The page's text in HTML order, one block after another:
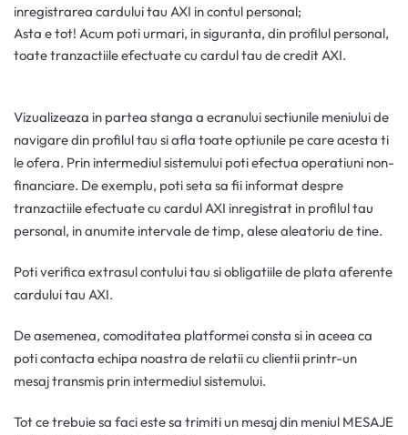
inregistrarea cardului tau AXI in contul personal;
Asta e tot! Acum poti urmari, in siguranta, din profilul personal,
toate tranzactiile efectuate cu cardul tau de credit AXI.
Vizualizeaza in partea stanga a ecranului sectiunile meniului de
navigare din profilul tau si afla toate optiunile pe care acesta ti
le ofera. Prin intermediul sistemului poti efectua operatiuni non-
financiare. De exemplu, poti seta sa fii informat despre
tranzactiile efectuate cu cardul AXI inregistrat in profilul tau
personal, in anumite intervale de timp, alese aleatoriu de tine.
Poti verifica extrasul contului tau si obligatiile de plata aferente
cardului tau AXI.
De asemenea, comoditatea platformei consta si in aceea ca
poti contacta echipa noastra de relatii cu clientii printr-un
mesaj transmis prin intermediul sistemului.
Tot ce trebuie sa faci este sa trimiti un mesaj din meniul MESAJE